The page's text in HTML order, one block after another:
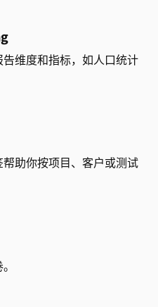
维度和指标，如人口统计
助你按项目、客户或测试